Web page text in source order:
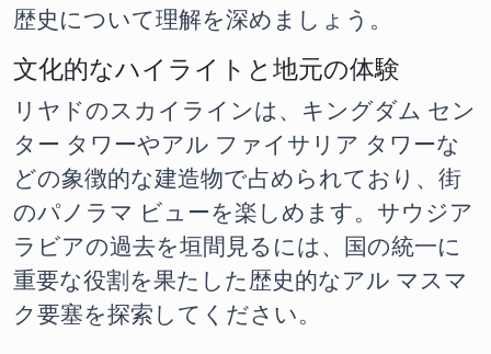
歴史について理解を深めましょう。
文化的なハイライトと地元の体験
リヤドのスカイラインは、キングダム セン
ター タワーやアル ファイサリア タワーな
どの象徴的な建造物で占められており、街
のパノラマ ビューを楽しめます。サウジア
ラビアの過去を垣間見るには、国の統一に
重要な役割を果たした歴史的なアル マスマ
ク要塞を探索してください。